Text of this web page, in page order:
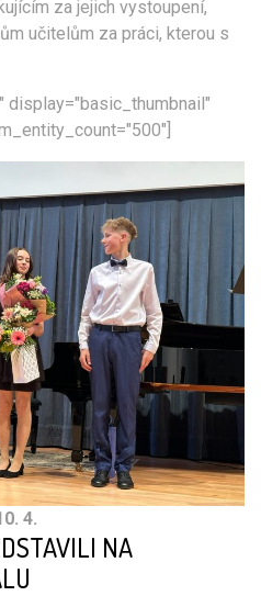
za jejich vystoupení,
učitelům za práci, kterou s
display="basic_thumbnail"
4.
NA